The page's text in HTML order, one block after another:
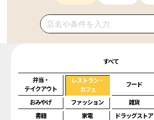
すべて
弁当・
テイクアウト
レストラン・
カフェ
フード
おみやげ ファッション 雑貨
書籍
家電 ドラッグストア